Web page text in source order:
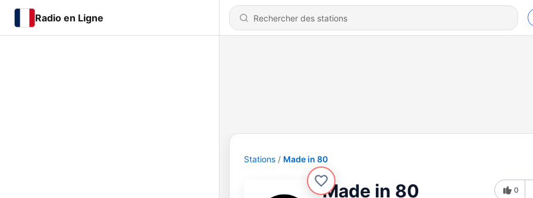
Radio en Ligne
Stations Made in 80
Made in 80 0